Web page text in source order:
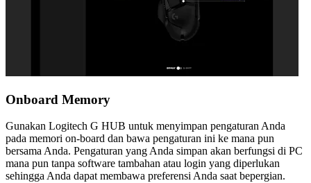
Onboard Memory
Gunakan Logitech G HUB untuk menyimpan pengaturan Anda
pada memori on-board dan bawa pengaturan ini ke mana pun
bersama Anda. Pengaturan yang Anda simpan akan berfungsi di PC
mana pun tanpa software tambahan atau login yang diperlukan
sehingga Anda dapat membawa preferensi Anda saat bepergian.